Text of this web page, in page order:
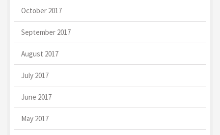
October 2017
September 2017
August 2017
July 2017
June 2017
May 2017